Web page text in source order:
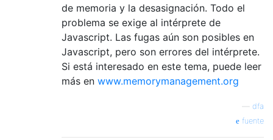
de memoria y la desasignación. Todo el
problema se exige al intérprete de
Javascript. Las fugas aún son posibles en
Javascript, pero son errores del intérprete.
Si está interesado en este tema, puede leer
más en www.memorymanagement.org
dfa
fuente